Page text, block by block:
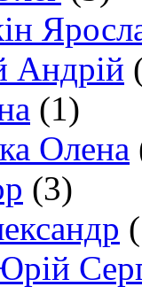
Андрій
(1)
Олена
(3)